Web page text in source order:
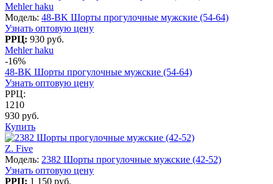
Mehler haku
Модель: 48-BK Шорты прогулочные мужские (54-64)
Узнать оптовую цену
РРЦ: 930 руб.
Mehler haku
-16%
48-BK Шорты прогулочные мужские (54-64)
Узнать оптовую цену
РРЦ:
1210
930 руб.
Купить
Z. Five
Модель: 2382 Шорты прогулочные мужские (42-52)
Узнать оптовую цену
РРЦ: 1 150 руб.